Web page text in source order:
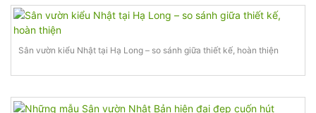
Sân vườn kiểu Nhật tại Hạ Long – so sánh giữa thiết kế, hoàn thiện